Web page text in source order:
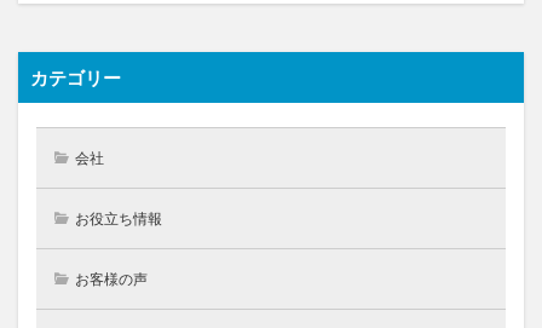
カテゴリー
会社
お役立ち情報
お客様の声